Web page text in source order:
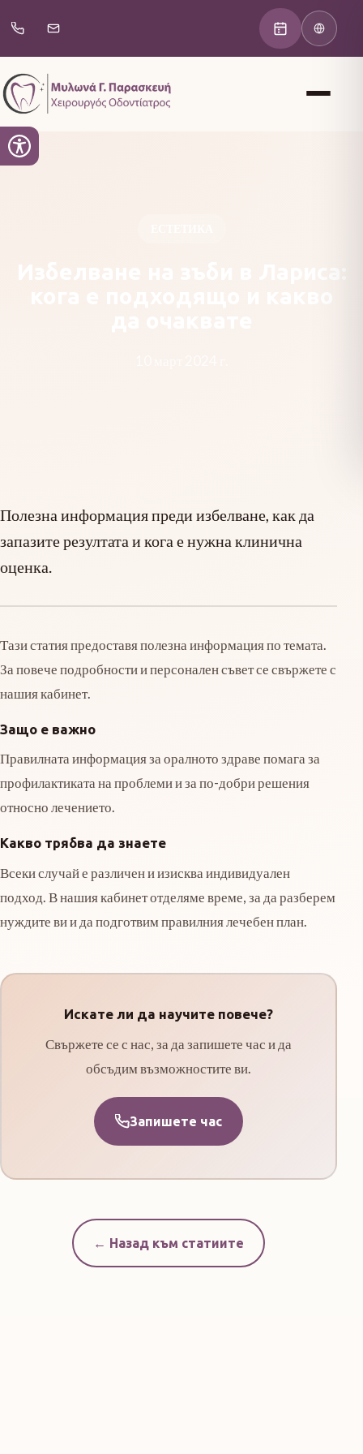
Полезна информация преди избелване, как да
запазите резултата и кога е нужна клинична
оценка.
Тази статия предоставя полезна информация по темата.
За повече подробности и персонален съвет се свържете с
нашия кабинет.
Защо е важно
Правилната информация за оралното здраве помага за
профилактиката на проблеми и за по-добри решения
относно лечението.
Какво трябва да знаете
Всеки случай е различен и изисква индивидуален
подход. В нашия кабинет отделяме време, за да разберем
нуждите ви и да подготвим правилния лечебен план.
Искате ли да научите повече?
Свържете се с нас, за да запишете час и да
обсъдим възможностите ви.
Запишете час
← Назад към статиите